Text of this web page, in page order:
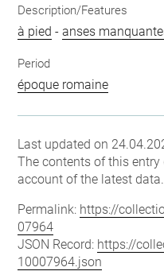
Description/Features
à pied -anses
Period
époque romaine
Last updated on
The contents of this
account of the latest data.
Permalink: https://
07964
JSON Record: https://
10007964.json